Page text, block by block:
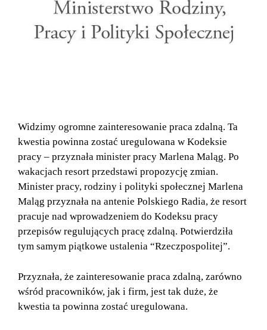
Widzimy ogromne zainteresowanie praca zdalną. Ta
kwestia powinna zostać uregulowana w Kodeksie
pracy – przyznała minister pracy Marlena Maląg. Po
wakacjach resort przedstawi propozycję zmian.
Minister pracy, rodziny i polityki społecznej Marlena
Maląg przyznała na antenie Polskiego Radia, że resort
pracuje nad wprowadzeniem do Kodeksu pracy
przepisów regulujących pracę zdalną. Potwierdziła
tym samym piątkowe ustalenia “Rzeczpospolitej”.
Przyznała, że zainteresowanie praca zdalną, zarówno
wśród pracowników, jak i firm, jest tak duże, że
kwestia ta powinna zostać uregulowana.